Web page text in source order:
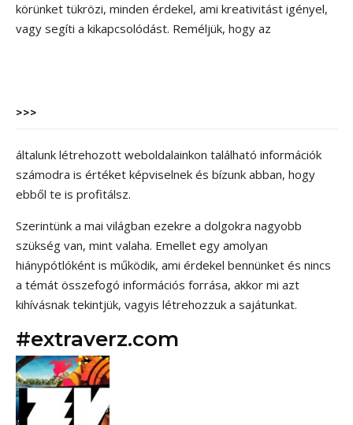
körünket tükrözi, minden érdekel, ami kreativitást igényel,
vagy segíti a kikapcsolódást. Reméljük, hogy az
>>>
általunk létrehozott weboldalainkon található információk
számodra is értéket képviselnek és bízunk abban, hogy
ebből te is profitálsz.
Szerintünk a mai világban ezekre a dolgokra nagyobb
szükség van, mint valaha. Emellet egy amolyan
hiánypótlóként is működik, ami érdekel bennünket és nincs
a témát összefogó információs forrása, akkor mi azt
kihívásnak tekintjük, vagyis létrehozzuk a sajátunkat.
#extraverz.com